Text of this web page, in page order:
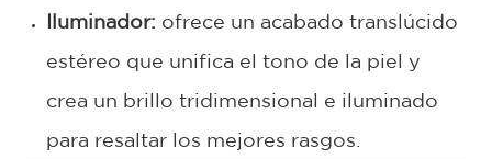
Iluminador: ofrece un acabado translúcido
estéreo que unifica el tono de la piel y
crea un brillo tridimensional e iluminado
para resaltar los mejores rasgos.